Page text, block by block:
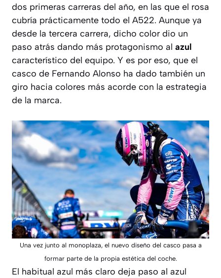
dos primeras carreras del año, en las que el rosa
cubría prácticamente todo el A522. Aunque ya
desde la tercera carrera, dicho color dio un
paso atrás dando más protagonismo al azul
característico del equipo. Y es por eso, que el
casco de Fernando Alonso ha dado también un
giro hacia colores más acorde con la estrategia
de la marca.
Una vez junto al monoplaza, el nuevo diseño del casco pasa a
formar parte de la propia estética del coche.
El habitual azul más claro deja paso al azul